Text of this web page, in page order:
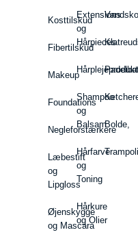
Kosttilskud
Fibertilskud
Makeup
Foundations
Negleforstærkere
Læbestift
og
Lipgloss
Øjenskygge
og Mascara
Extensions
og
Hårpieces
Shampoo
og
Balsam
Hårfarve
og
Toning
Hårkure
og Olier
Vandsko
Bolde,